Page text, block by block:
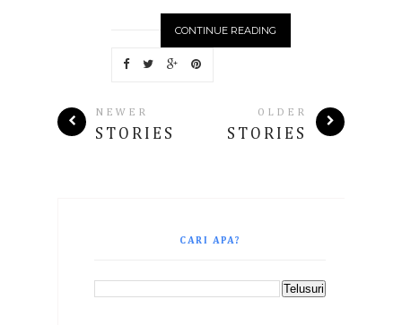
CONTINUE READING
NEWER
STORIES
OLDER
STORIES
CARI APA?